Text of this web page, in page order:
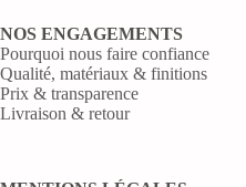
NOS ENGAGEMENTS
Pourquoi nous faire confiance
Qualité, matériaux & finitions
Prix & transparence
Livraison & retour